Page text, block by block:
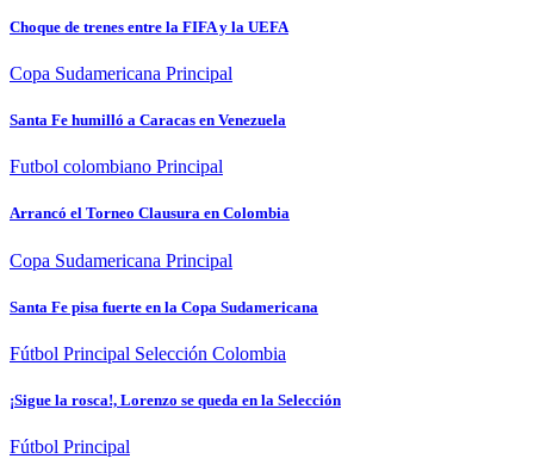
Choque de trenes entre la FIFA y la UEFA
Copa Sudamericana Principal
Santa Fe humilló a Caracas en Venezuela
Futbol colombiano Principal
Arrancó el Torneo Clausura en Colombia
Copa Sudamericana Principal
Santa Fe pisa fuerte en la Copa Sudamericana
Fútbol Principal Selección Colombia
¡Sigue la rosca!, Lorenzo se queda en la Selección
Fútbol Principal